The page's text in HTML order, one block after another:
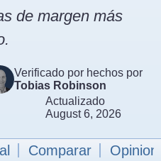
de margen más
Verificado por hechos por
Tobias Robinson
Actualizado
August 6, 2026
Comparar